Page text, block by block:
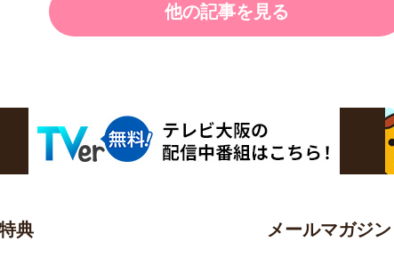
他の記事を見る
典 メールマガジン